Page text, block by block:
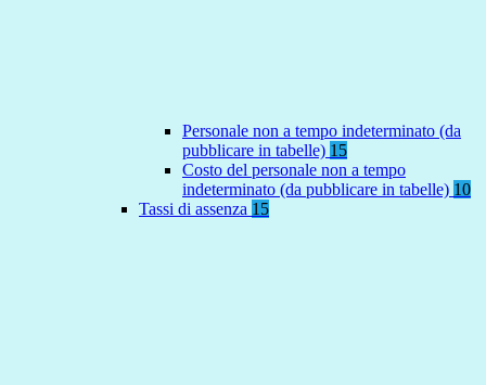
Personale non a tempo indeterminato (da
pubblicare in tabelle) 15
Costo del personale non a tempo
indeterminato (da pubblicare in tabelle) 10
Tassi di assenza 15